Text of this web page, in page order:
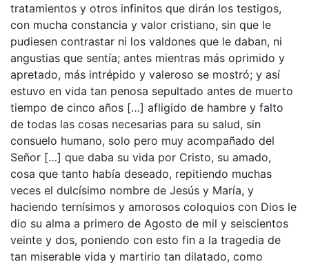
tratamientos y otros infinitos que dirán los testigos,
con mucha constancia y valor cristiano, sin que le
pudiesen contrastar ni los valdones que le daban, ni
angustias que sentía; antes mientras más oprimido y
apretado, más intrépido y valeroso se mostró; y así
estuvo en vida tan penosa sepultado antes de muerto
tiempo de cinco años […] afligido de hambre y falto
de todas las cosas necesarias para su salud, sin
consuelo humano, solo pero muy acompañado del
Señor […] que daba su vida por Cristo, su amado,
cosa que tanto había deseado, repitiendo muchas
veces el dulcísimo nombre de Jesús y María, y
haciendo ternísimos y amorosos coloquios con Dios le
dio su alma a primero de Agosto de mil y seiscientos
veinte y dos, poniendo con esto fin a la tragedia de
tan miserable vida y martirio tan dilatado, como